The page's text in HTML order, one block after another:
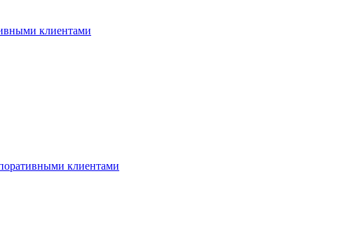
клиентами
клиентами